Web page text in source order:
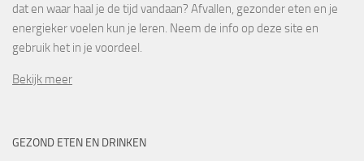
dat en waar haal je de tijd vandaan? Afvallen, gezonder eten en je
energieker voelen kun je leren. Neem de info op deze site en
gebruik het in je voordeel.
Bekijk meer
GEZOND ETEN EN DRINKEN